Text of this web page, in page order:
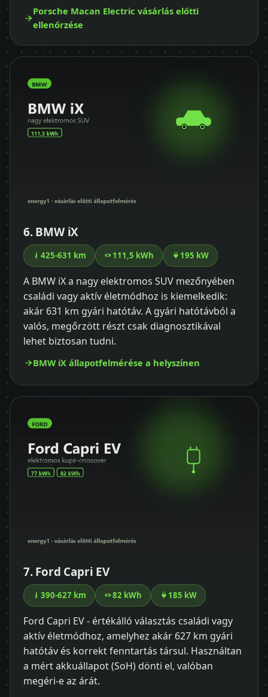
Porsche Macan Electric vásárlás előtti
ellenőrzése
6. BMW iX
425-631 km 111,5 kWh 195 kW
A BMW iX a nagy elektromos SUV mezőnyében
családi vagy aktív életmódhoz is kiemelkedik:
akár 631 km gyári hatótáv. A gyári hatótávból a
valós, megőrzött részt csak diagnosztikával
lehet biztosan tudni.
BMW iX állapotfelmérése a helyszínen
7. Ford Capri EV
390-627 km 82 kWh 185 kW
Ford Capri EV - értékálló választás családi vagy
aktív életmódhoz, amelyhez akár 627 km gyári
hatótáv és korrekt fenntartás társul. Használtan
a mért akkuállapot (SoH) dönti el, valóban
megéri-e az árát.